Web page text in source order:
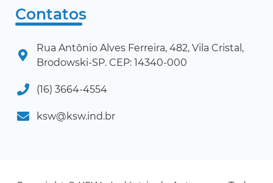
Contatos
Rua Antônio Alves Ferreira, 482, Vila Cristal,
Brodowski-SP. CEP: 14340-000
(16) 3664-4554
ksw@ksw.ind.br